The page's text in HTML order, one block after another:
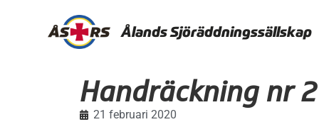
Ålands Sjöräddningssällskap
Handräckning nr 2
21 februari 2020